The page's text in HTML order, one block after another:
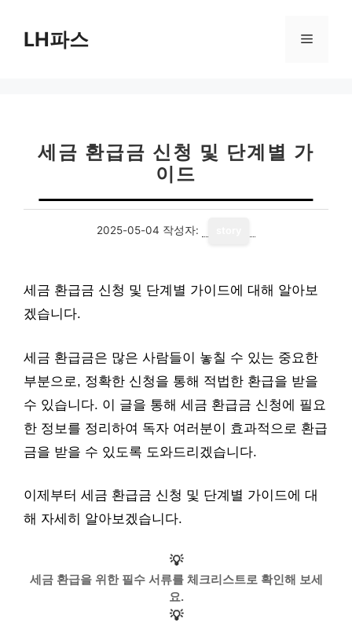
LH파스 메
세금 환급금 신청 및 단계별 가
이드
2025-05-04 작성자:
세금 환급금 신청 및 단계별 가이드에 대해 알아보
겠습니다.
세금 환급금은 많은 사람들이 놓칠 수 있는 중요한
부분으로, 정확한 신청을 통해 적법한 환급을 받을
수 있습니다. 이 글을 통해 세금 환급금 신청에 필요
한 정보를 정리하여 독자 여러분이 효과적으로 환급
금을 받을 수 있도록 도와드리겠습니다.
이제부터 세금 환급금 신청 및 단계별 가이드에 대
해 자세히 알아보겠습니다.
💡
세금 환급을 위한 필수 서류를 체크리스트로 확인해 보세
요.
💡